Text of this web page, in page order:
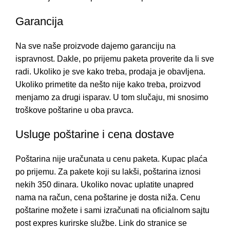
Garancija
Na sve naše proizvode dajemo garanciju na
ispravnost. Dakle, po prijemu paketa proverite da li sve
radi. Ukoliko je sve kako treba, prodaja je obavljena.
Ukoliko primetite da nešto nije kako treba, proizvod
menjamo za drugi isparav. U tom slučaju, mi snosimo
troškove poštarine u oba pravca.
Usluge poštarine i cena dostave
Poštarina nije uračunata u cenu paketa. Kupac plaća
po prijemu. Za pakete koji su lakši, poštarina iznosi
nekih 350 dinara. Ukoliko novac uplatite unapred
nama na račun, cena poštarine je dosta niža. Cenu
poštarine možete i sami izračunati na oficialnom sajtu
post expres kurirske službe. Link do stranice se